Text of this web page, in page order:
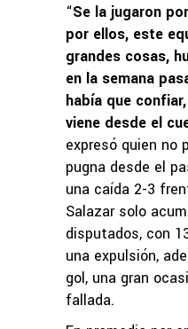
“Se la jugaron
por ellos, este
grandes cosas,
en la semana
había que
viene desde el
expresó quien no
pugna desde el
una caída 2-3
Salazar solo
disputados, con
una expulsión,
gol, una gran
fallada.